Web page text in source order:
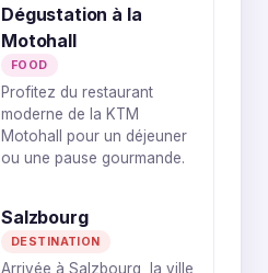
Dégustation à la
Motohall
FOOD
Profitez du restaurant
moderne de la KTM
Motohall pour un déjeuner
ou une pause gourmande.
Salzbourg
DESTINATION
Arrivée à Salzbourg, la ville